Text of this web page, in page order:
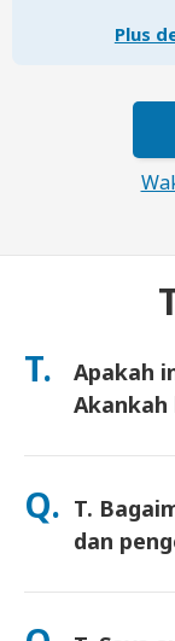
Plus
T.
Apakah
Ya. Ini benar-
kecepatan buatan.
yang Anda mau,
lainnya,
Q. T.
dan
Ambil di bandara